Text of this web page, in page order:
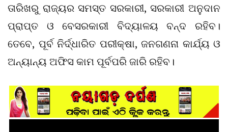
ତାରିଖରୁ ରାଜ୍ୟର ସମସ୍ତ ସରକାରୀ, ସରକାରୀ ଅନୁଦାନ
ପ୍ରାପ୍ତ ଓ ବେସରକାରୀ ବିଦ୍ୟାଳୟ ବନ୍ଦ ରହିବ।
ତେବେ, ପୂର୍ବ ନିର୍ଦ୍ଧାରିତ ପରୀକ୍ଷା, ଜନଗଣନା କାର୍ଯ୍ୟ ଓ
ଅନ୍ୟାନ୍ୟ ଅଫିସ କାମ ପୂର୍ବପରି ଜାରି ରହିବ।